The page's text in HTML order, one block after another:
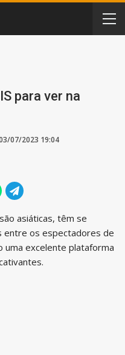
para ver na
07/2023 19:04
asiáticas, têm se
entre os espectadores de
uma excelente plataforma